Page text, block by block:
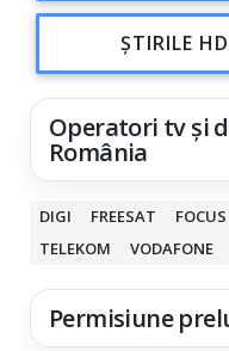
ȘTIRILE
Operatori tv și
România
DIGI FREESAT
TELEKOM
VODAFONE
Permisiune